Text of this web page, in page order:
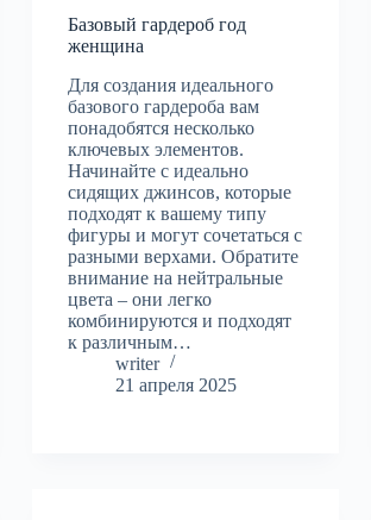
Базовый гардероб год
женщина
Для создания идеального
базового гардероба вам
понадобятся несколько
ключевых элементов.
Начинайте с идеально
сидящих джинсов, которые
подходят к вашему типу
фигуры и могут сочетаться с
разными верхами. Обратите
внимание на нейтральные
цвета – они легко
комбинируются и подходят
к различным…
writer
21 апреля 2025